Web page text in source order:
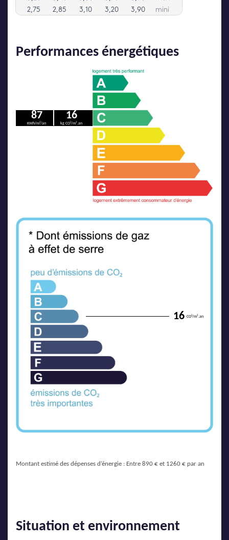
Performances énergétiques
87
KWh/m²/an
16
kg CO²/m².an
16 CO²/m².an
Montant estimé des dépenses d’énergie : Entre 890 € et 1260 € par an
Situation et environnement